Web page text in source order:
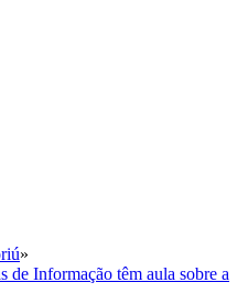
»
de Informação têm aula sobre a